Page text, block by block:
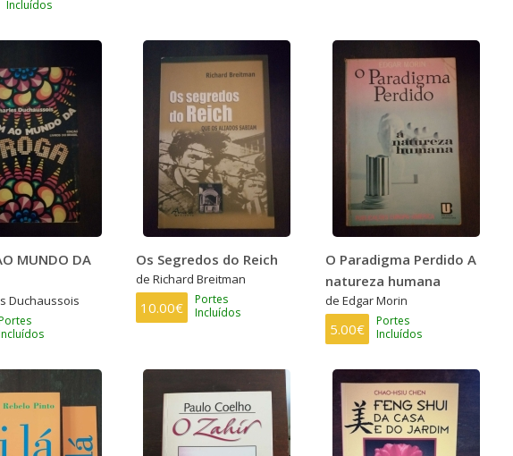
Incluídos
MUNDO DA
Duchaussois
Os Segredos do Reich
de Richard Breitman
10.00€
Portes
Incluídos
O Paradigma Perdido A
natureza humana
de Edgar Morin
5.00€
Portes
Incluídos